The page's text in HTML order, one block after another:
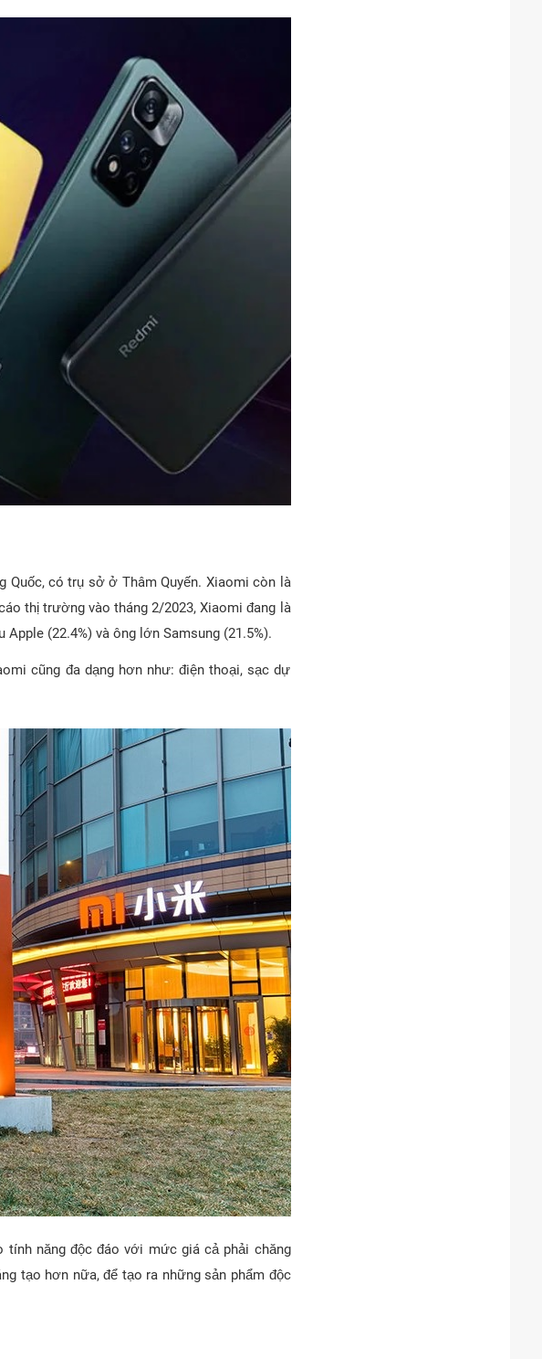
Quốc, có trụ sở ở Thâm Quyến. Xiaomi còn là
thị trường vào tháng 2/2023, Xiaomi đang là
(22.4%) và ông lớn Samsung (21.5%).
cũng đa dạng hơn như: điện thoại, sạc dự
năng độc đáo với mức giá cả phải chăng
tạo hơn nữa, để tạo ra những sản phẩm độc